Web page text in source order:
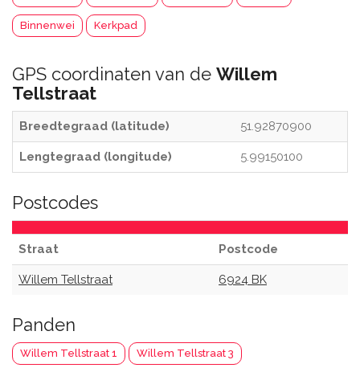
Binnenwei Kerkpad
GPS coordinaten van de Willem
Tellstraat
Breedtegraad (latitude) 51.92870900
Lengtegraad (longitude) 5.99150100
Postcodes
Straat Postcode
Willem Tellstraat 6924 BK
Panden
Willem Tellstraat 1 Willem Tellstraat 3